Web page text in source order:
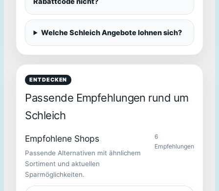
Welche Schleich Angebote lohnen sich?
ENTDECKEN
Passende Empfehlungen rund um
Schleich
Empfohlene Shops
Passende Alternativen mit ähnlichem
Sortiment und aktuellen
Sparmöglichkeiten.
6
Empfehlungen